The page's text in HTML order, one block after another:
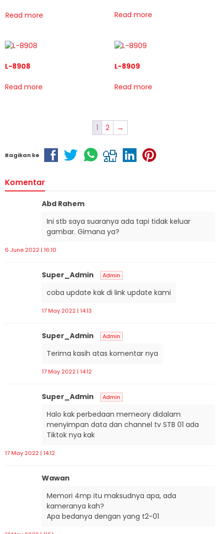
Read more Read more
L-8908
Read more
L-8909
Read more
1 2 →
Bagikan ke
Komentar
Abd Rahem
Ini stb saya suaranya ada tapi tidak keluar
gambar. Gimana ya?
6 June 2022 | 16:10
Super_Admin Admin
coba update kak di link update kami
17 May 2022 | 14:13
Super_Admin Admin
Terima kasih atas komentar nya
17 May 2022 | 14:12
Super_Admin Admin
Halo kak perbedaan memeory didalam
menyimpan data dan channel tv STB 01 ada
Tiktok nya kak
17 May 2022 | 14:12
Wawan
Memori 4mp itu maksudnya apa, ada
kameranya kah?
Apa bedanya dengan yang t2-01